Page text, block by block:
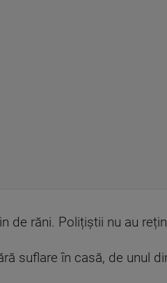
de răni. Polițiștii nu au
suflare în casă, de unul